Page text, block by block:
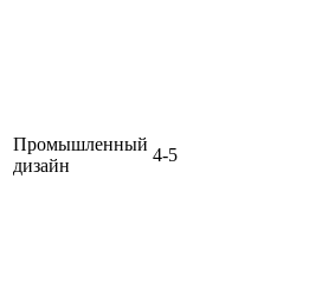
Промышленный
дизайн
4-5